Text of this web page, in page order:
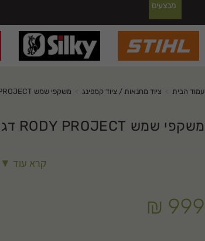
מבצעים
עמוד הבית ציוד מחנאות / ציוד קמפינג משקפי שמש RUDY PROJECT
משקפי שמש RODY PROJECT דגם SP535906
קרא עוד ▼
₪ 999